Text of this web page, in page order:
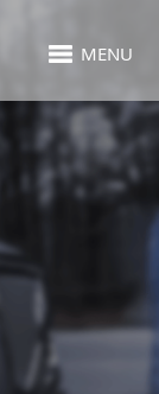
MENU